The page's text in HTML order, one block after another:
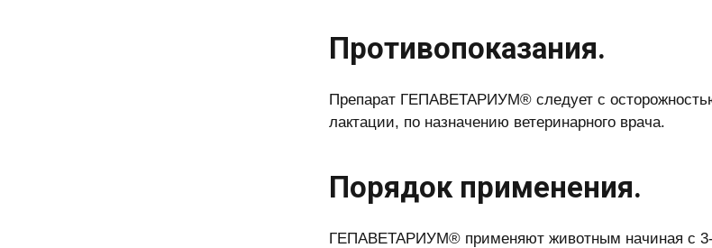
Противопоказания.
Препарат ГЕПАВЕТАРИУМ® следует с
лактации, по назначению ветеринарного врача.
Порядок применения.
ГЕПАВЕТАРИУМ® применяют животным начиная с 3-